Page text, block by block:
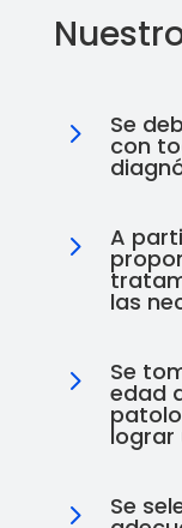
5 Se
con
5 A
las
5 Se
edad
lograr
5 Se